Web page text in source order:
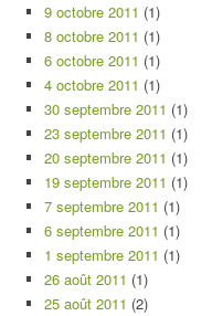
9 octobre 2011 (1)
8 octobre 2011 (1)
6 octobre 2011 (1)
4 octobre 2011 (1)
30 septembre 2011 (1)
23 septembre 2011 (1)
20 septembre 2011 (1)
19 septembre 2011 (1)
7 septembre 2011 (1)
6 septembre 2011 (1)
1 septembre 2011 (1)
26 août 2011 (1)
25 août 2011 (2)